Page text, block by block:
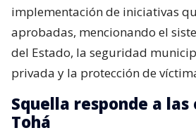
implementación de iniciativas
aprobadas, mencionando el
del Estado, la seguridad
privada y la protección de
Squella responde a
Tohá